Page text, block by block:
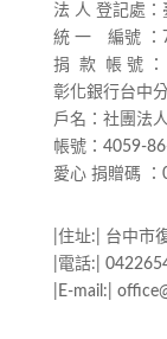
法 人 登記處
統 一 編號 ：
捐 款 帳 號 ：
彰化銀行台中
戶名：社團法
帳號：4059-
愛心 捐贈碼 ：
|住址:| 台中市
|電話:|
|E-mail:|